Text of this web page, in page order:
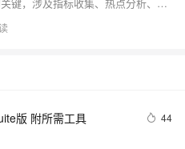
版 附所需工具 44